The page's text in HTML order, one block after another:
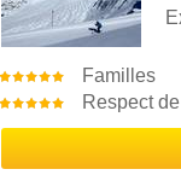
Familles
Respect